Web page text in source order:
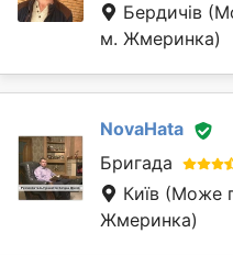
Бердичів
м. Жмеринка)
NovaHata
Бригада
Київ (Може
Жмеринка)